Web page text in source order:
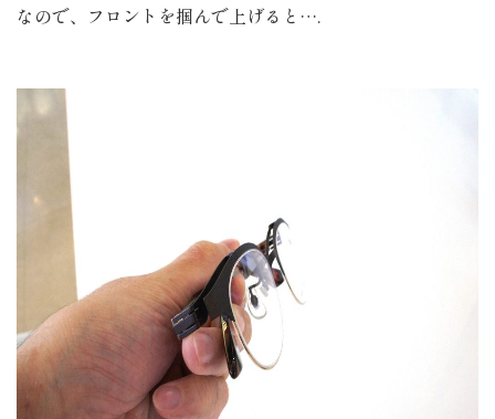
なので、フロントを掴んで上げると….